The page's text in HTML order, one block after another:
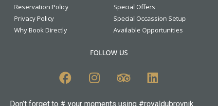
Reservation Policy
Privacy Policy
Why Book Directly
Special Offers
Special Occassion Setup
Available Opportunities
FOLLOW US
Don’t forget to # your moments using #royaldubrovnik